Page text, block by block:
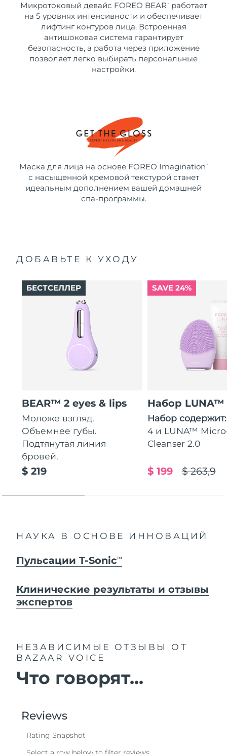
Микротоковый девайс FOREO BEAR ™
работает
на 5 уровнях интенсивности и обеспечивает
лифтинг контуров лица. Встроенная
антишоковая система гарантирует
безопасность, а работа через приложение
позволяет легко выбирать персональные
настройки.
Маска для лица на основе FOREO Imagination ™
с насыщенной кремовой текстурой станет
идеальным дополнением вашей домашней
спа-программы.
ДОБАВЬТЕ К УХОДУ
BEAR™ 2 eyes & lips
Моложе взгляд.
Объемнее губы.
Подтянутая линия
бровей.
$ 219
БЕСТСЕЛЛЕР SAVE 24%
Набор LUNA™
Набор
4 и LUNA™
Cleanser 2.0
$ 263,9
$ 199
НАУКА В ОСНОВЕ ИННОВАЦИЙ
Пульсации T-SonicTM
Клинические результаты и отзывы
экспертов
НЕЗАВИСИМЫЕ ОТЗЫВЫ
ОТ
BAZAAR VOICE
Что говорят...